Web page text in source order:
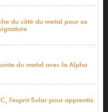
du côté du metal pour sa
du metal avec la Alpha
l'esprit Solar pour apprentis